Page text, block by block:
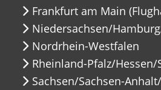
Frankfurt am Main
Niedersachsen/
Nordrhein-Westfalen
Rheinland-Pfalz/Hessen/
Sachsen/Sachsen-